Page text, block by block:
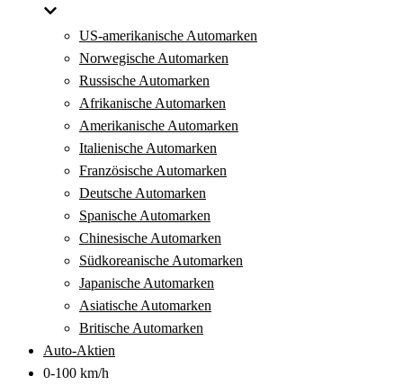
US-amerikanische Automarken
Norwegische Automarken
Russische Automarken
Afrikanische Automarken
Amerikanische Automarken
Italienische Automarken
Französische Automarken
Deutsche Automarken
Spanische Automarken
Chinesische Automarken
Südkoreanische Automarken
Japanische Automarken
Asiatische Automarken
Britische Automarken
Auto-Aktien
0-100 km/h